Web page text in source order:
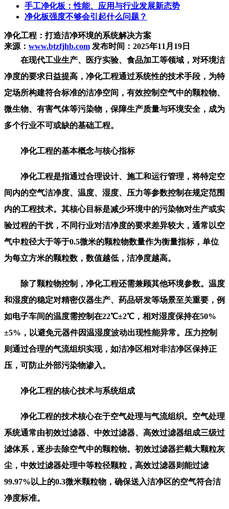
手工净化板：性能、应用与行业发展新态势
净化板强度不够会引起什么问题？
净化工程：打造洁净环境的系统解决方案
来源： www.btzfjhb.com 发布时间：2025年11月19日
在现代工业生产、医疗实验、食品加工等领域，对环境洁
净度的要求日益提高， 净化工程通过系统性的技术手段，为特
定场所构建符合标准的洁净空间，有效控制空气中的颗粒物、
微生物、有害气体等污染物，保障生产质量与环境安全，成为
多个行业不可或缺的基础工程。
净化工程的基本概念与核心指标
净化工程是指通过合理设计、施工和运行管理，将特定空
间内的空气洁净度、温度、湿度、压力等参数控制在规定范围
内的工程技术。其核心目标是减少环境中的污染物对生产或实
验过程的干扰，不同行业对洁净度的要求差异较大，通常以空
气中粒径大于等于0.5微米的颗粒物数量作为衡量指标，单位
为每立方米的颗粒数，数值越低，洁净度越高。
除了颗粒物控制，净化工程还需兼顾其他环境参数。温度
和湿度的稳定对精密仪器生产、药品研发等场景至关重要，例
如电子车间的温度需控制在22℃±2℃，相对湿度保持在50%
±5%，以避免元器件因温湿度波动出现性能异常。压力控制
则通过合理的气流组织实现，如洁净区相对非洁净区保持正
压，可防止外部污染物渗入。
净化工程的核心技术与系统组成
净化工程的技术核心在于空气处理与气流组织。空气处理
系统通常由初效过滤器、中效过滤器、高效过滤器组成三级过
滤体系，逐步去除空气中的颗粒物。初效过滤器拦截大颗粒灰
尘，中效过滤器处理中等粒径颗粒，高效过滤器则能过滤
99.97%以上的0.3微米颗粒物，确保送入洁净区的空气符合洁
净度标准。